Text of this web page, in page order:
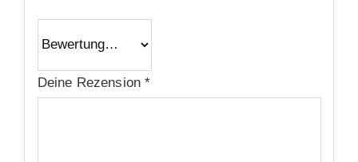
Deine Rezension*